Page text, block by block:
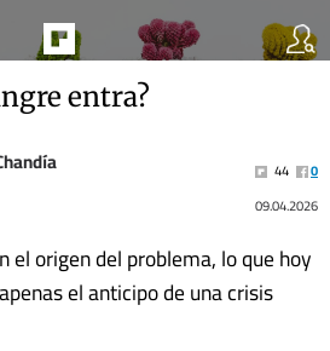
entra?
44
0
09.04.2026
el origen del problema, lo que hoy
el anticipo de una crisis